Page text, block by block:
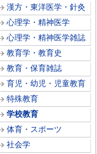
漢方・東洋医学・針灸
心理学・精神医学
心理学・精神医学雑誌
教育学・教育史
教育・保育雑誌
育児・幼児・児童教育
特殊教育
学校教育
体育・スポーツ
社会学